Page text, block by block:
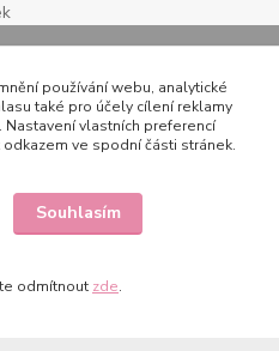
používání webu, analytické
také pro účely cílení reklamy
vlastních preferencí
ve spodní části stránek.
Souhlasím
odmítnout zde.